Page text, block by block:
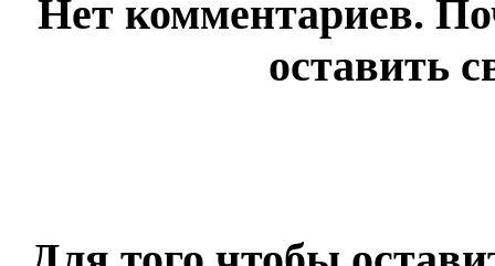
Нет комментариев.
оставить